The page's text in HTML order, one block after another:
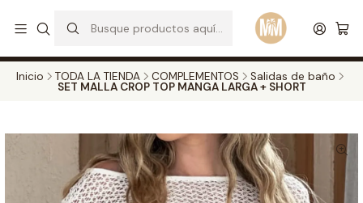
Envios a todo el pais. Opcion EXPRESS en Medellin y Bogota Leer más
Inicio TODA LA TIENDA COMPLEMENTOS Salidas de baño
SET MALLA CROP TOP MANGA LARGA + SHORT